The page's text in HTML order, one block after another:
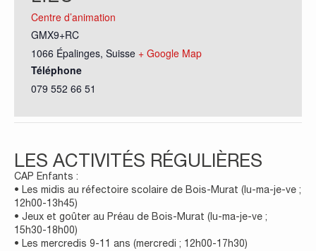
Centre d’animation
GMX9+RC
1066 Épalinges, Suisse + Google Map
Téléphone
079 552 66 51
LES ACTIVITÉS RÉGULIÈRES
CAP Enfants :
• Les midis au réfectoire scolaire de Bois-Murat (lu-ma-je-ve ;
12h00-13h45)
• Jeux et goûter au Préau de Bois-Murat (lu-ma-je-ve ;
15h30-18h00)
• Les mercredis 9-11 ans (mercredi ; 12h00-17h30)